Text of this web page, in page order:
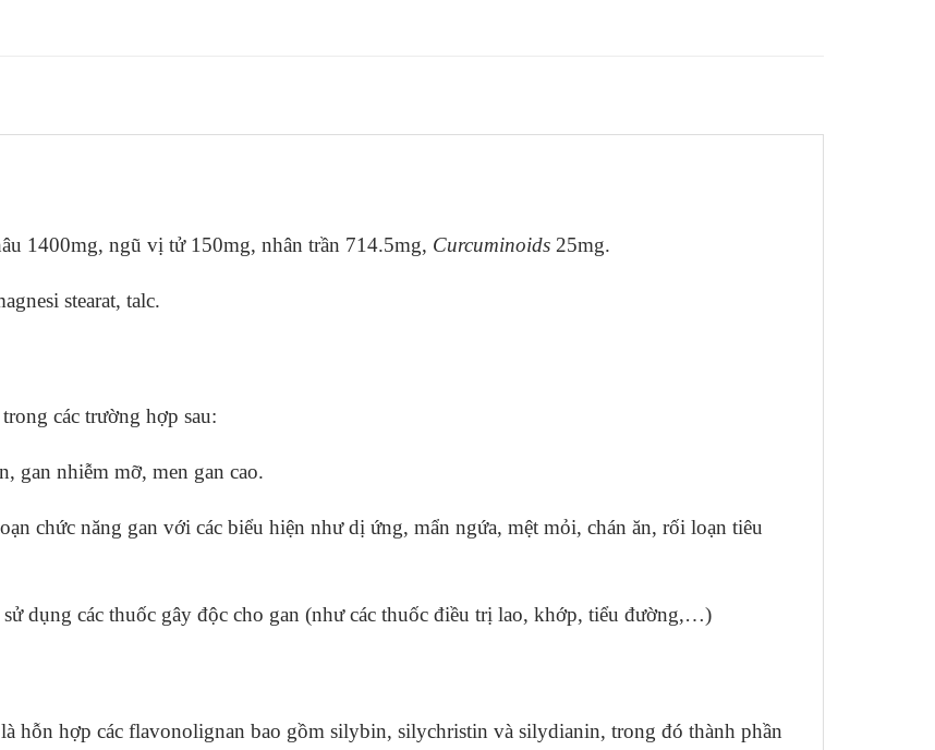
1400mg, ngũ vị tử 150mg, nhân trần 714.5mg, Curcuminoids 25mg.
stearat, talc.
các trường hợp sau:
gan nhiễm mỡ, men gan cao.
chức năng gan với các biểu hiện như dị ứng, mẩn ngứa, mệt mỏi, chán ăn, rối loạn tiêu
dụng các thuốc gây độc cho gan (như các thuốc điều trị lao, khớp, tiểu đường,…)
hỗn hợp các flavonolignan bao gồm silybin, silychristin và silydianin, trong đó thành phần